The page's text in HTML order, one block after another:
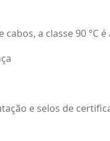
a classe 90 °C
e selos de